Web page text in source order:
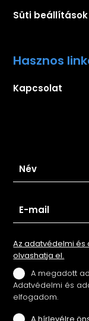
Süti beállítások
Hasznos
Kapcsolat
Az adatvédelmi és
olvashatja el.
A megadott
Adatvédelmi és
elfogadom.